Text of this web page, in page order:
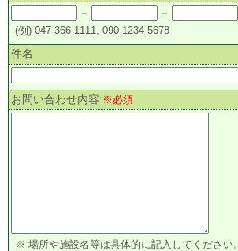
－
－
(例) 047-366-1111, 090-1234-5678
件名
お問い合わせ内容 ※必須
※ 場所や施設名等は具体的に記入してください